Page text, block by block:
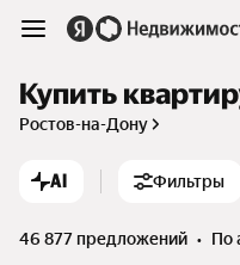
Купить
Ростов-на-Дону
AI Фильтры
46 877 предложений •